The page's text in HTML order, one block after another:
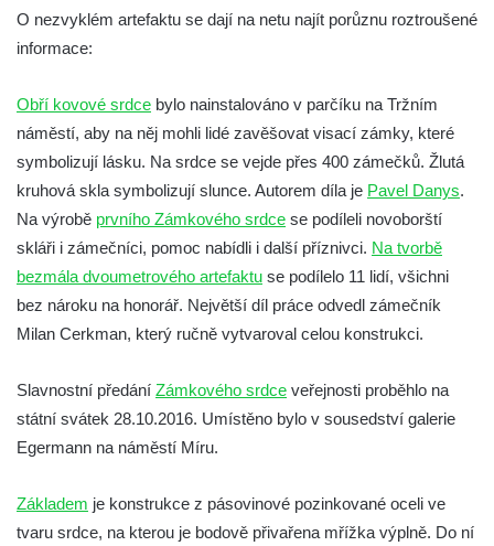
Socha Přátelství v ZOO Hluboká
Socha Matka příroda v ZOO Hluboká
Socha Lišky v ZOO Hluboká
Socha Kudlanka v ZOO Hluboká
Socha Vlčice s mládětem v ZOO Hluboká
Socha Rys číhající na srnu v ZOO Hluboká
Socha Orlice v ZOO Hluboká
Socha Tygr v ZOO Hluboká
Socha Želva v ZOO Hluboká
Socha Kozorožec horský v ZOO Hluboká
Socha Včela v ZOO Hluboká
Socha Nosorožík v ZOO Hluboká
O nezvyklém artefaktu se dají na netu najít porůznu roztroušené
informace:
Obří kovové srdce bylo nainstalováno v parčíku na Tržním
náměstí, aby na něj mohli lidé zavěšovat visací zámky, které
symbolizují lásku. Na srdce se vejde přes 400 zámečků. Žlutá
kruhová skla symbolizují slunce. Autorem díla je Pavel Danys.
Na výrobě prvního Zámkového srdce se podíleli novoborští
skláři i zámečníci, pomoc nabídli i další příznivci. Na tvorbě
bezmála dvoumetrového artefaktu se podílelo 11 lidí, všichni
bez nároku na honorář. Největší díl práce odvedl zámečník
Milan Cerkman, který ručně vytvaroval celou konstrukci.
Slavnostní předání Zámkového srdce veřejnosti proběhlo na
státní svátek 28.10.2016. Umístěno bylo v sousedství galerie
Egermann na náměstí Míru.
Základem je konstrukce z pásovinové pozinkované oceli ve
tvaru srdce, na kterou je bodově přivařena mřížka výplně. Do ní